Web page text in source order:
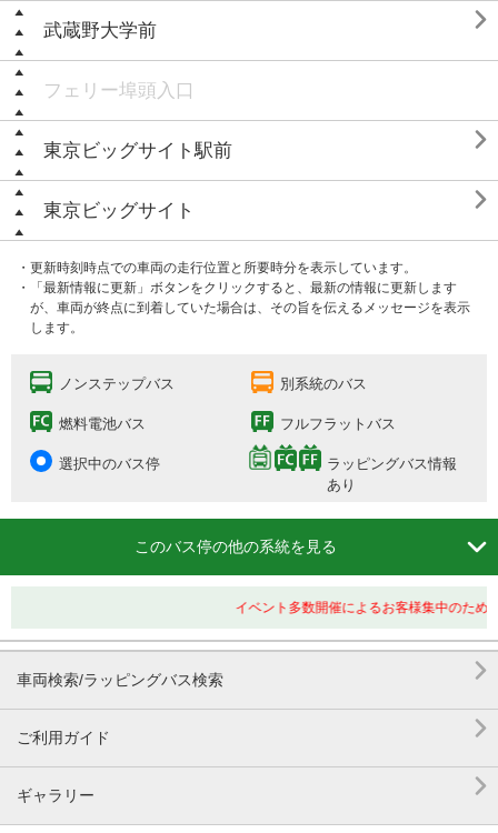
武蔵野大学前 
フェリー埠頭入口
東京ビッグサイト駅前 
東京ビッグサイト 
・更新時刻時点での車両の走行位置と所要時分を表示しています。
・「最新情報に更新」ボタンをクリックすると、最新の情報に更新します
が、車両が終点に到着していた場合は、その旨を伝えるメッセージを表示
します。
ノンステップバス 別系統のバス
燃料電池バス フルフラットバス
選択中のバス停
ラッピングバス情報
あり
このバス停の他の系統を見る 
イベント多数開催によるお客様集中のため
車両検索/ラッピングバス検索 
ご利用ガイド 
ギャラリー 